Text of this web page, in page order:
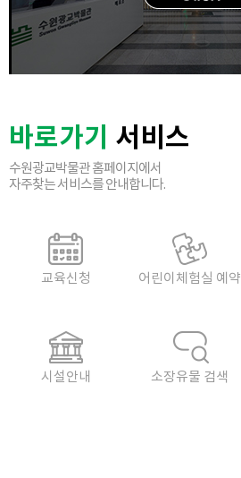
바로가기 서비스
수원광교박물관 홈페이지에서
자주찾는 서비스를 안내합니다.
교육신청 어린이체험실 예약
시설안내 소장유물 검색